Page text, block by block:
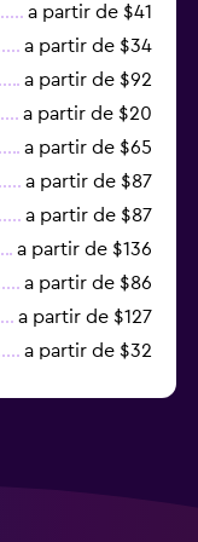
a partir de $41
a partir de $34
a partir de $92
a partir de $20
a partir de $65
a partir de $87
a partir de $87
a partir de $136
a partir de $86
a partir de $127
a partir de $32